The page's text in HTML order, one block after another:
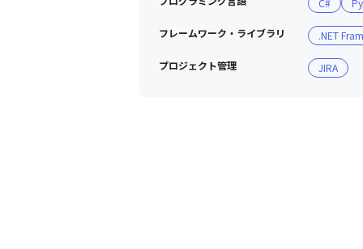
C#
フレームワーク・ライブラリ .NET
プロジェクト管理 JIRA